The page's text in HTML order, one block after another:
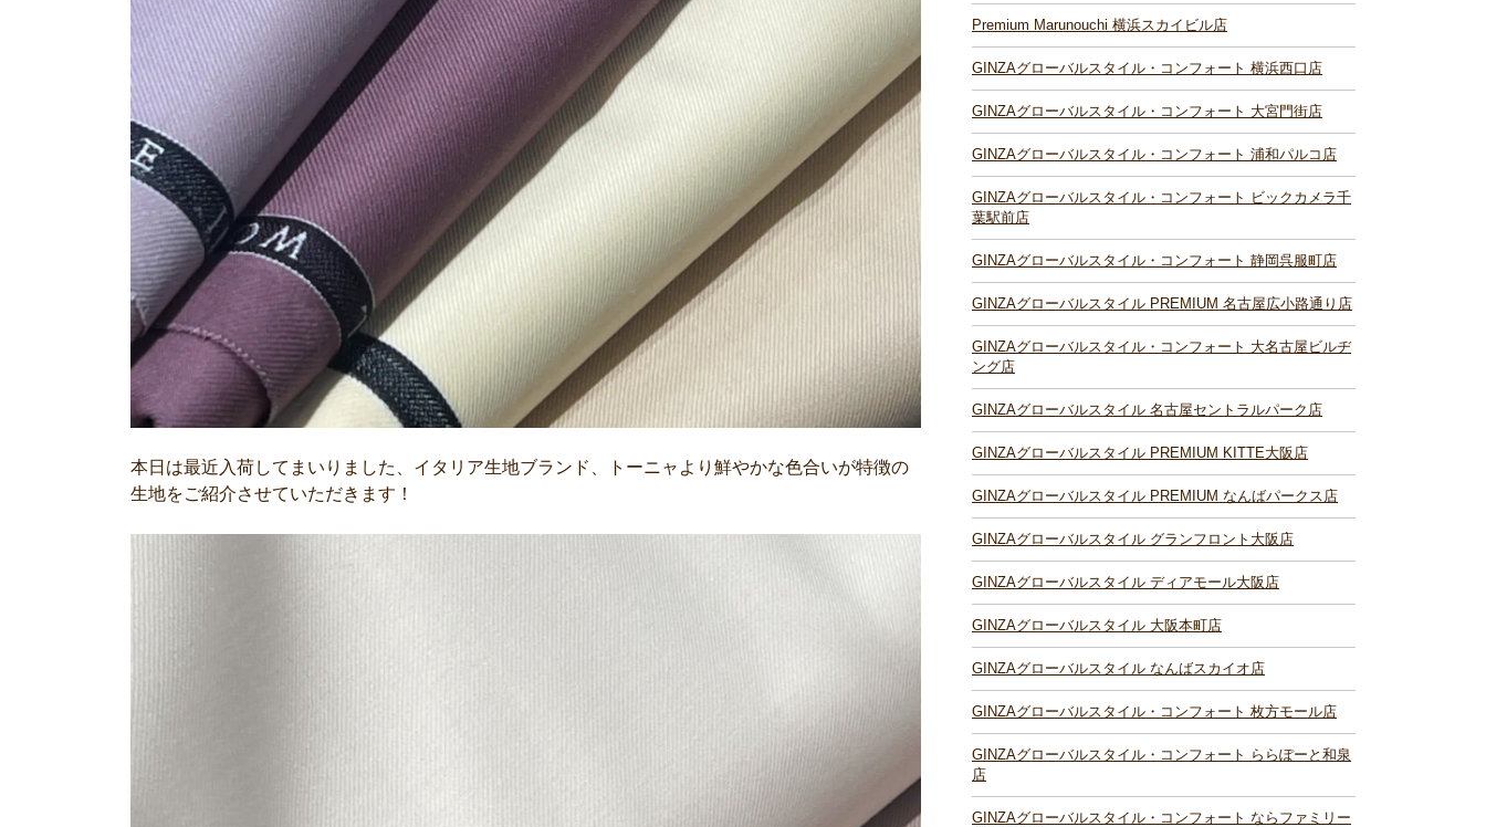
本日は最近入荷してまいりました、イタリア生地ブランド、トーニャより鮮やかな色合いが特徴の
生地をご紹介させていただきます！
Premium Marunouchi 横浜スカイビル店
GINZAグローバルスタイル・コンフォート 横浜西口店
GINZAグローバルスタイル・コンフォート 大宮門街店
GINZAグローバルスタイル・コンフォート 浦和パルコ店
GINZAグローバルスタイル・コンフォート ビックカメラ千
葉駅前店
GINZAグローバルスタイル・コンフォート 静岡呉服町店
GINZAグローバルスタイル PREMIUM 名古屋広小路通り店
GINZAグローバルスタイル・コンフォート 大名古屋ビルヂ
ング店
GINZAグローバルスタイル 名古屋セントラルパーク店
GINZAグローバルスタイル PREMIUM KITTE大阪店
GINZAグローバルスタイル PREMIUM なんばパークス店
GINZAグローバルスタイル グランフロント大阪店
GINZAグローバルスタイル ディアモール大阪店
GINZAグローバルスタイル 大阪本町店
GINZAグローバルスタイル なんばスカイオ店
GINZAグローバルスタイル・コンフォート 枚方モール店
GINZAグローバルスタイル・コンフォート ららぽーと和泉
店
GINZAグローバルスタイル・コンフォート ならファミリー